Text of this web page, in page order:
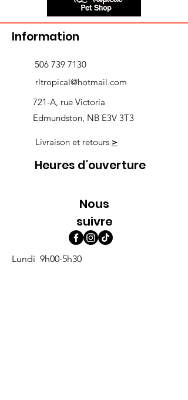
Information
506 739 7130
rltropical@hotmail.com
721-A, rue Victoria
Edmundston, NB E3V 3T3
Livraison et retours >
Heures d'ouverture
Nous
suivre
Lundi 9h00-5h30